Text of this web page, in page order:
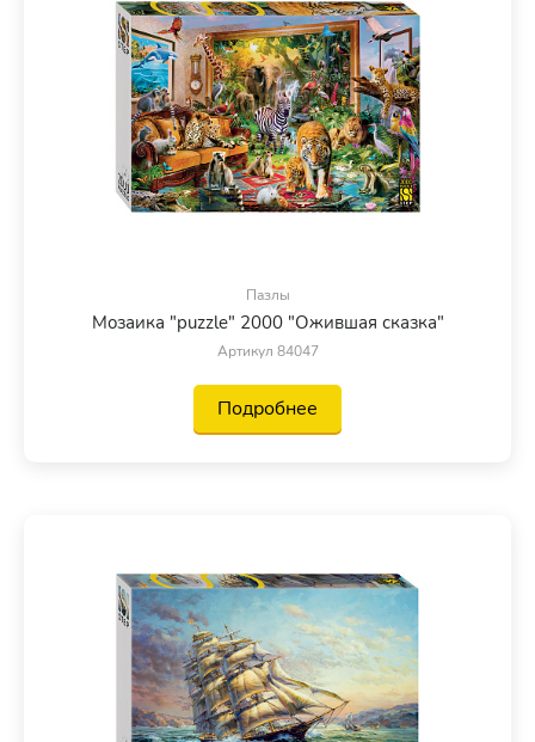
Пазлы
Мозаика "puzzle" 2000 "Ожившая сказка"
Артикул 84047
Подробнее